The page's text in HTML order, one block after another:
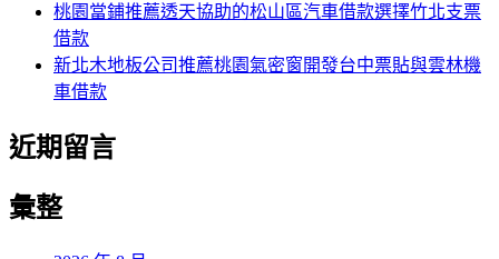
桃園當鋪推薦透天協助的松山區汽車借款選擇竹北支票
借款
新北木地板公司推薦桃園氣密窗開發台中票貼與雲林機
車借款
近期留言
彙整